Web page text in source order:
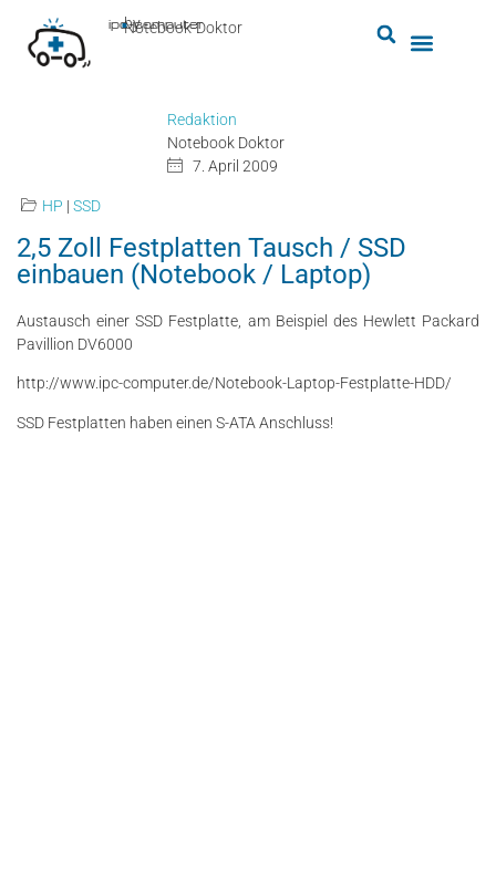
Notebook-Doktor
by
■
ipc-computer
Redaktion
Notebook Doktor
7. April 2009
HP | SSD
2,5 Zoll Festplatten Tausch / SSD
einbauen (Notebook / Laptop)
Austausch einer SSD Festplatte, am Beispiel des Hewlett Packard
Pavillion DV6000
http://www.ipc-computer.de/Notebook-Laptop-Festplatte-HDD/
SSD Festplatten haben einen S-ATA Anschluss!